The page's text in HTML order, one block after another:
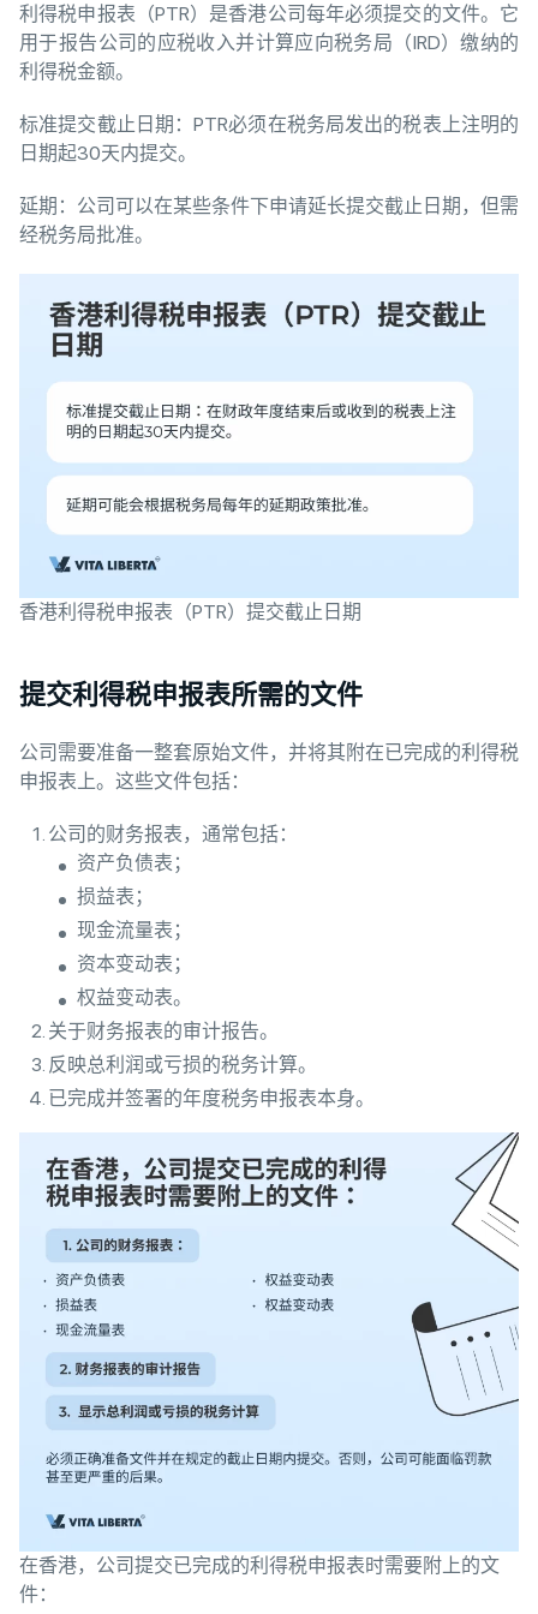
利得税申报表（PTR）是香港公司每年必须提交的文件。它
用于报告公司的应税收入并计算应向税务局（IRD）缴纳的
利得税金额。
标准提交截止日期：PTR必须在税务局发出的税表上注明的
日期起30天内提交。
延期：公司可以在某些条件下申请延长提交截止日期，但需
经税务局批准。
香港利得税申报表（PTR）提交截止日期
提交利得税申报表所需的文件
公司需要准备一整套原始文件，并将其附在已完成的利得税
申报表上。这些文件包括：
公司的财务报表，通常包括：
资产负债表；
损益表；
现金流量表；
资本变动表；
权益变动表。
关于财务报表的审计报告。
反映总利润或亏损的税务计算。
已完成并签署的年度税务申报表本身。
在香港，公司提交已完成的利得税申报表时需要附上的文
件：